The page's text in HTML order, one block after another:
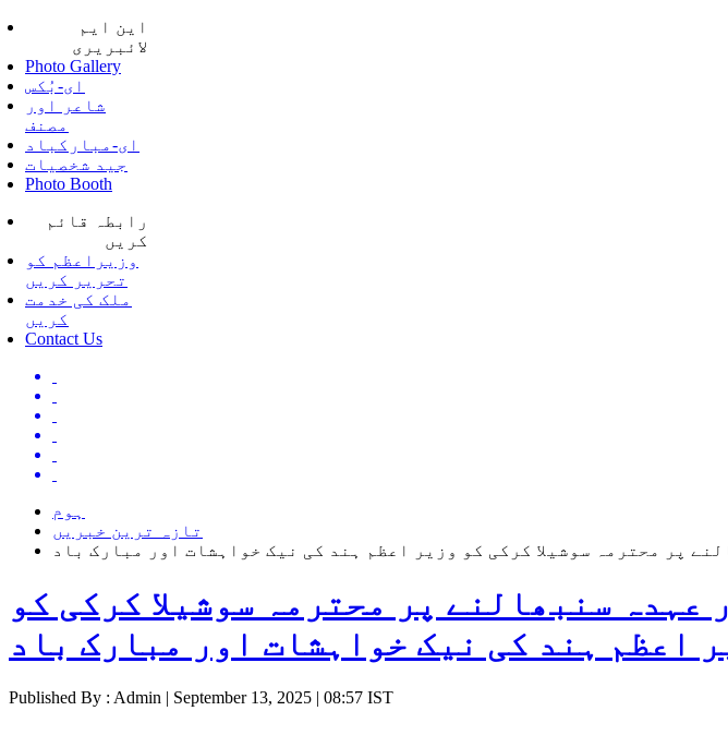
این ایم
لائبریری
Photo Gallery
ای-بُکس
شاعر اور
مصنف
ای-مبارکباد
جید شخصیات
Photo Booth
رابطہ قائم
کریں
وزیراعظم کو
تحریر کریں
ملک کی خدمت
کریں
Contact Us
ہوم
تازہ ترین خبریں
پر محترمہ سوشیلا کرکی کو وزیر اعظم ہند کی نیک خواہشات اور مبارک باد
سنبھالنے پر محترمہ سوشیلا کرکی کو
اعظم ہند کی نیک خواہشات اور مبارک باد
Published By : Admin | September 13, 2025 | 08:57 IST